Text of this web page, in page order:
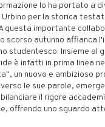
lo ha portato a
per la storica
questa importante
scorso autunno affianca
studentesco. Insieme al
è infatti in prima linea
un nuovo e ambizioso
le sue parole,
il rigore
offrendo uno sguardo